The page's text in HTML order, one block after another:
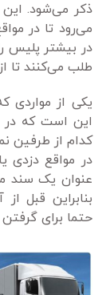
ذکر می‌شود. این
می‌رود تا در
در بیشتر پلیس
طلب می‌کنند تا
یکی از مواردی
این است که در
کدام از طرفین
در مواقع دزدی
عنوان یک سند
بنابراین قبل از
حتما برای گرفتن